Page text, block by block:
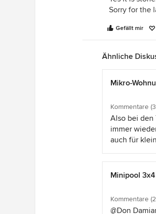
Sorry for the
Gefällt mir
Ähnliche
Mikro-
Kommentare
Also bei den
immer
auch für
haben auch
Vorhänge
Minipool
Kommentare
@Don